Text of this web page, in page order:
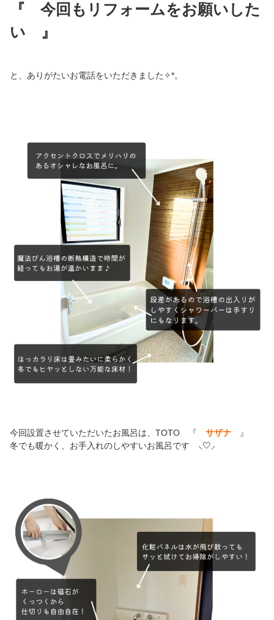
『 今回もリフォームをお願いした
い
』
と、ありがたいお電話をいただきました✧*。
今回設置させていただいたお風呂は、TOTO 『 サザナ 』
冬でも暖かく、お手入れのしやすいお風呂です ⸜🤍⸝‍